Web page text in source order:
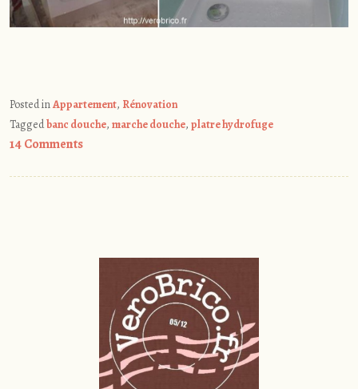
Posted inAppartement, Rénovation
Taggedbanc douche, marche douche, platre hydrofuge
14 Comments